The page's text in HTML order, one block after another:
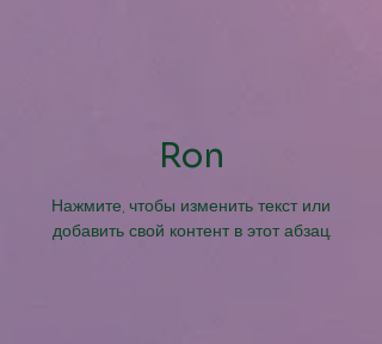
Ron
Нажмите, чтобы изменить текст или
добавить свой контент в этот абзац.